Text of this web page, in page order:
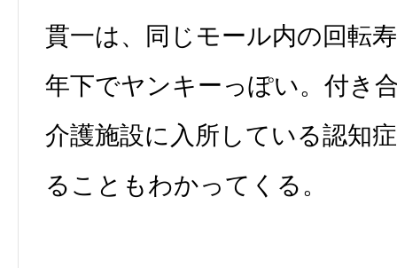
貫一は、同じモール内の回転
年下でヤンキーっぽい。付き
介護施設に入所している認知
ることもわかってくる。